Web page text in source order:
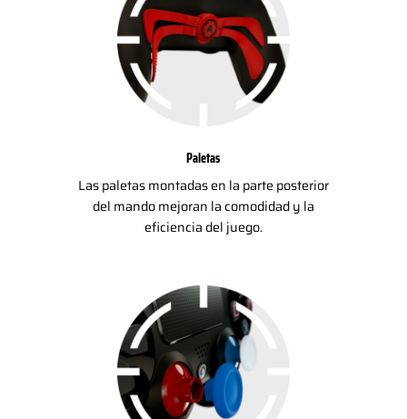
Paletas
Las paletas montadas en la parte posterior
del mando mejoran la comodidad y la
eficiencia del juego.